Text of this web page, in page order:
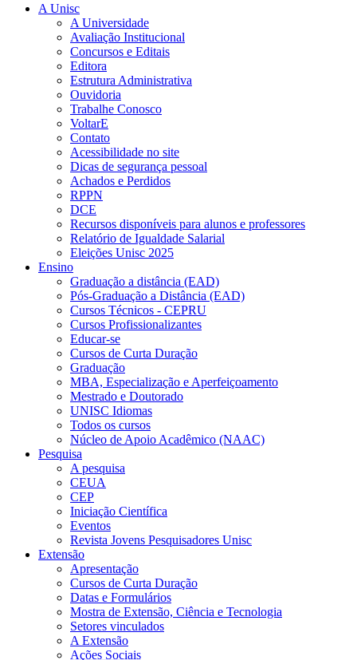
A Unisc
A Universidade
Avaliação Institucional
Concursos e Editais
Editora
Estrutura Administrativa
Ouvidoria
Trabalhe Conosco
VoltarE
Contato
Acessibilidade no site
Dicas de segurança pessoal
Achados e Perdidos
RPPN
DCE
Recursos disponíveis para alunos e professores
Relatório de Igualdade Salarial
Eleições Unisc 2025
Ensino
Graduação a distância (EAD)
Pós-Graduação a Distância (EAD)
Cursos Técnicos - CEPRU
Cursos Profissionalizantes
Educar-se
Cursos de Curta Duração
Graduação
MBA, Especialização e Aperfeiçoamento
Mestrado e Doutorado
UNISC Idiomas
Todos os cursos
Núcleo de Apoio Acadêmico (NAAC)
Pesquisa
A pesquisa
CEUA
CEP
Iniciação Científica
Eventos
Revista Jovens Pesquisadores Unisc
Extensão
Apresentação
Cursos de Curta Duração
Datas e Formulários
Mostra de Extensão, Ciência e Tecnologia
Setores vinculados
A Extensão
Ações Sociais